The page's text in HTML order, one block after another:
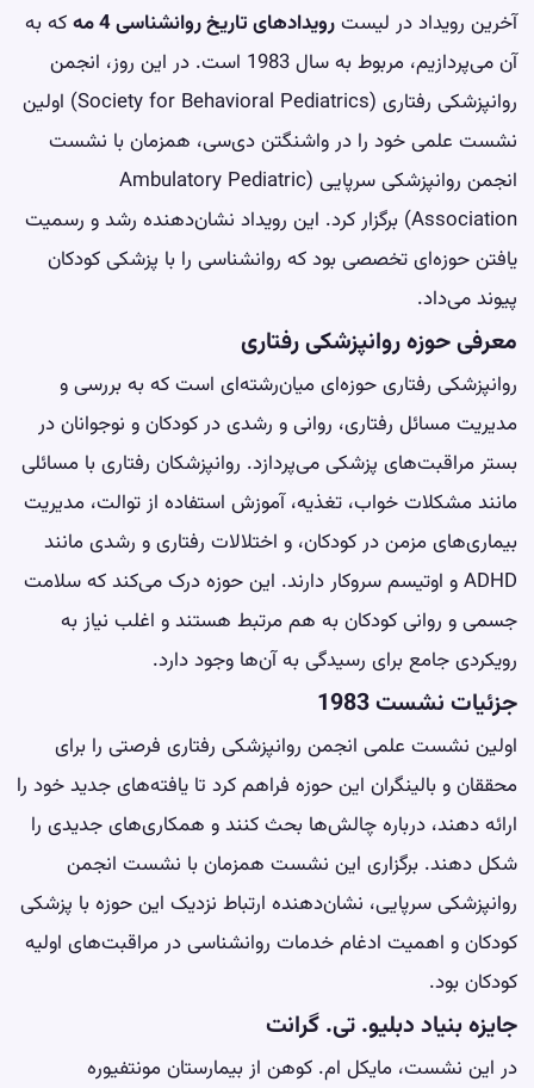
آخرین رویداد در لیسترویدادهای تاریخ روانشناسی 4 مه
که به
آن می‌پردازیم، مربوط به سال 1983 است. در این روز، انجمن
روانپزشکی رفتاری (Society for Behavioral Pediatrics) اولین
نشست علمی خود را در واشنگتن دی‌سی، همزمان با نشست
انجمن روانپزشکی سرپایی (Ambulatory Pediatric
Association) برگزار کرد. این رویداد نشان‌دهنده رشد و رسمیت
یافتن حوزه‌ای تخصصی بود که روانشناسی را با پزشکی کودکان
پیوند می‌داد.
معرفی حوزه روانپزشکی رفتاری
روانپزشکی رفتاری حوزه‌ای میان‌رشته‌ای است که به بررسی و
مدیریت مسائل رفتاری، روانی و رشدی در کودکان و نوجوانان در
بستر مراقبت‌های پزشکی می‌پردازد. روانپزشکان رفتاری با مسائلی
مانند مشکلات خواب، تغذیه، آموزش استفاده از توالت، مدیریت
بیماری‌های مزمن در کودکان، و اختلالات رفتاری و رشدی مانند
ADHD و اوتیسم سروکار دارند. این حوزه درک می‌کند که سلامت
جسمی و روانی کودکان به هم مرتبط هستند و اغلب نیاز به
رویکردی جامع برای رسیدگی به آن‌ها وجود دارد.
جزئیات نشست 1983
اولین نشست علمی انجمن روانپزشکی رفتاری فرصتی را برای
محققان و بالینگران این حوزه فراهم کرد تا یافته‌های جدید خود را
ارائه دهند، درباره چالش‌ها بحث کنند و همکاری‌های جدیدی را
شکل دهند. برگزاری این نشست همزمان با نشست انجمن
روانپزشکی سرپایی، نشان‌دهنده ارتباط نزدیک این حوزه با پزشکی
کودکان و اهمیت ادغام خدمات روانشناسی در مراقبت‌های اولیه
کودکان بود.
جایزه بنیاد دبلیو. تی. گرانت
در این نشست، مایکل ام. کوهن از بیمارستان مونتفیوره